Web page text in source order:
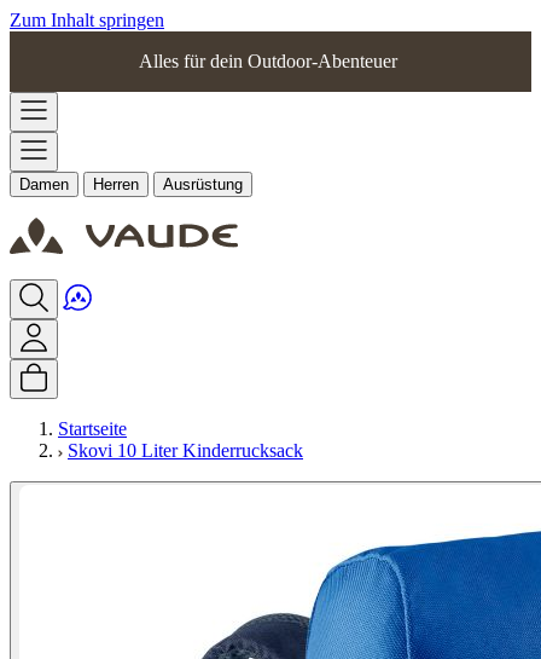
Zum Inhalt springen
Alles für dein Outdoor-Abenteuer
Damen Herren Ausrüstung
Startseite
Skovi 10 Liter Kinderrucksack